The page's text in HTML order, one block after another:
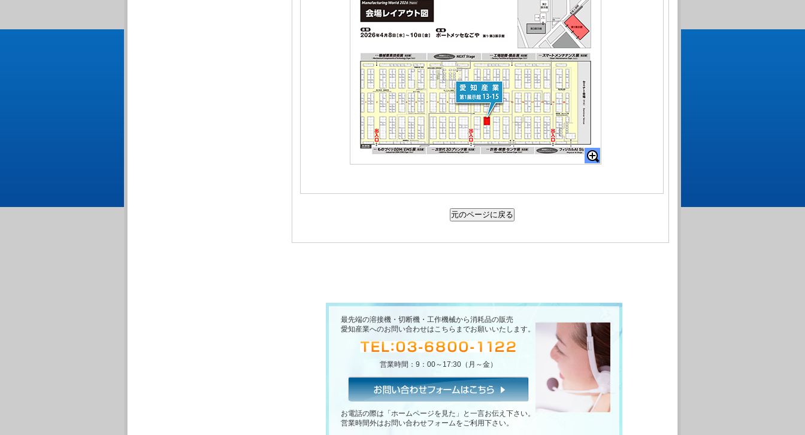
最先端の溶接機・切断機・工作機械から消耗品の販売
愛知産業へのお問い合わせはこちらまでお願いいたします。
営業時間：9：00～17:30（月～金）
お電話の際は「ホームページを見た」と一言お伝え下さい。
営業時間外はお問い合わせフォームをご利用下さい。